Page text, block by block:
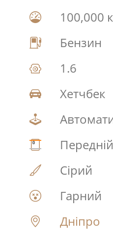
100,000
Бензин
1.6
Хетчбек
Передній
Сірий
Гарний
Дніпро